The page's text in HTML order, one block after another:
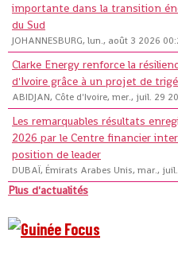
importante dans la transition
du Sud
JOHANNESBURG, lun., août 3 2026
Clarke Energy renforce la
d'Ivoire grâce à un projet de
ABIDJAN, Côte d'Ivoire, mer., juil. 29
Les remarquables résultats
2026 par le Centre financier
position de leader
DUBAÏ, Émirats Arabes Unis, mar.,
Plus d'actualités